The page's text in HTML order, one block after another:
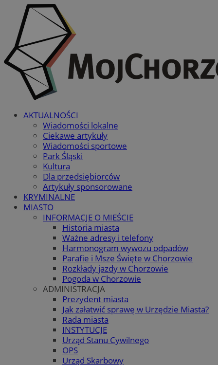
AKTUALNOŚCI
Wiadomości lokalne
Ciekawe artykuły
Wiadomości sportowe
Park Śląski
Kultura
Dla przedsiębiorców
Artykuły sponsorowane
KRYMINALNE
MIASTO
INFORMACJE O MIEŚCIE
Historia miasta
Ważne adresy i telefony
Harmonogram wywozu odpadów
Parafie i Msze Święte w Chorzowie
Rozkłady jazdy w Chorzowie
Pogoda w Chorzowie
ADMINISTRACJA
Prezydent miasta
Jak załatwić sprawę w Urzędzie Miasta?
Rada miasta
INSTYTUCJE
Urząd Stanu Cywilnego
OPS
Urząd Skarbowy